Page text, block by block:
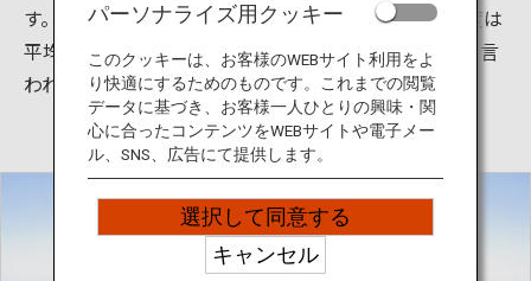
す。湖の周囲は300～400ｍの絶壁に囲まれ、その斜度は
平均45度もあり、これほど険しい湖岸は他にはないと言
われています。
パーソナライズ用クッキー
このクッキーは、お客様のWEBサイト利用をよ
り快適にするためのものです。これまでの閲覧
データに基づき、お客様一人ひとりの興味・関
心に合ったコンテンツをWEBサイトや電子メー
ル、SNS、広告にて提供します。
選択して同意する
キャンセル